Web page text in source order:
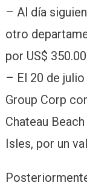
– Al día
otro
por US$
– El 20 de
Group Corp
Chateau
Isles, por un